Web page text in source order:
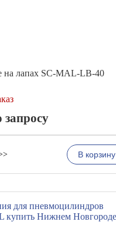
на лапах SC-MAL-LB-40
В корзину